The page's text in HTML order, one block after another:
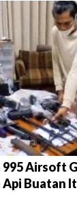
Airsoft
Api Buatan